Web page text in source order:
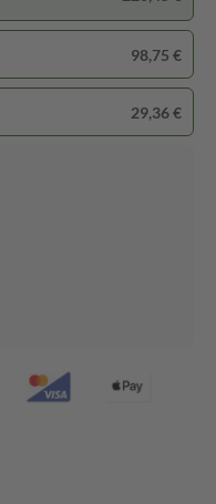
98,75 €
29,36 €